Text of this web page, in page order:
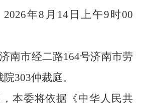
2026年8 月 14日 上午9时00
南市经二路164号济南市劳
院303仲裁庭。
本委将依据《中华人民共